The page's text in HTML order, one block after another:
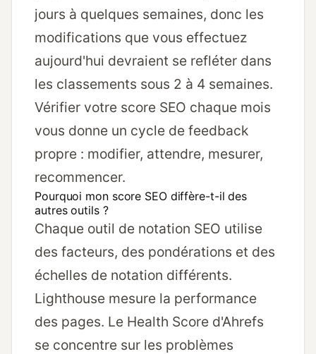
jours à quelques semaines, donc les
modifications que vous effectuez
aujourd'hui devraient se refléter dans
les classements sous 2 à 4 semaines.
Vérifier votre score SEO chaque mois
vous donne un cycle de feedback
propre : modifier, attendre, mesurer,
recommencer.
Pourquoi mon score SEO diffère-t-il des
autres outils ?
Chaque outil de notation SEO utilise
des facteurs, des pondérations et des
échelles de notation différents.
Lighthouse mesure la performance
des pages. Le Health Score d'Ahrefs
se concentre sur les problèmes